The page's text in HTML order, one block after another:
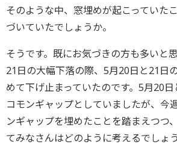
そのような中、窓埋めが起こっていた
づいていたでしょうか。
そうです。既にお気づきの方も多いと
21日の大幅下落の際、5月20日と21日
めて下げ止まっていたのです。5月20
コモンギャップとしていましたが、今
ンギャップを埋めたことを踏まえつつ
てみなさんはどのように考えるでしょう